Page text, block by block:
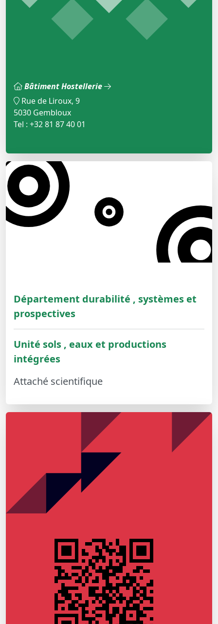
Bâtiment Hostellerie
Rue de Liroux, 9
5030 Gembloux
Tel : +32 81 87 40 01
Département durabilité , systèmes et
prospectives
Unité sols , eaux et productions
intégrées
Attaché scientifique